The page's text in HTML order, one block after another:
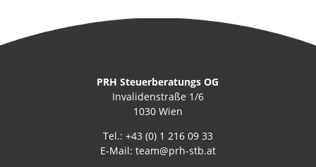
PRH Steuerberatungs OG
Invalidenstraße 1/6
1030 Wien
Tel.: +43 (0) 1 216 09 33
E-Mail: team@prh-stb.at